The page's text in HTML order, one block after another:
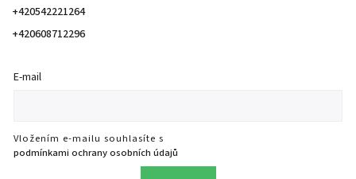
+420542221264
+420608712296
E-mail
Vložením e-mailu souhlasíte s
podmínkami ochrany osobních údajů